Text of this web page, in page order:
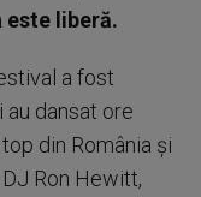
este liberă.
a fost
au dansat ore
din România și
Ron Hewitt,